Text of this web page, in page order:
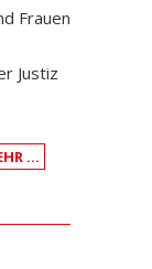
Frauen
Justiz
…